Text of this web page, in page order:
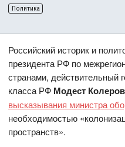
Политика
Российский историк и
президента РФ по
странами, действительный
класса РФ Модест Колеров
высказывания министра
необходимостью
пространств».